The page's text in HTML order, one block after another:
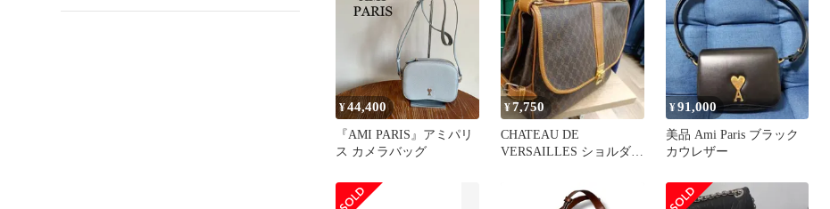
¥44,400
『AMI PARIS』アミパリ
ス カメラバッグ
¥7,750
CHATEAU DE
VERSAILLES ショルダー
¥91,000
美品 Ami Paris ブラック
カウレザー